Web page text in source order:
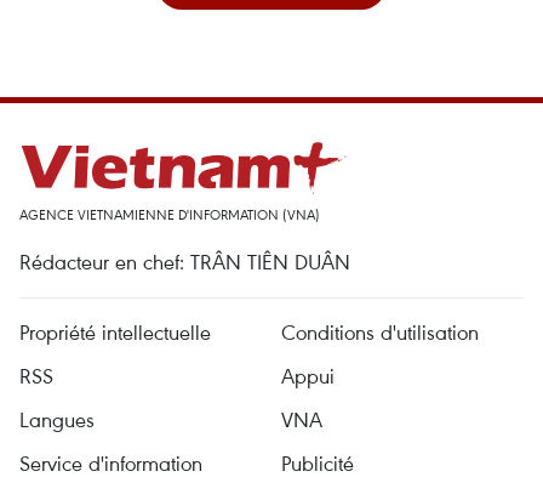
AGENCE VIETNAMIENNE D'INFORMATION (VNA)
Rédacteur en chef: TRÂN TIÊN DUÂN
Propriété intellectuelle
Conditions d'utilisation
RSS
Appui
Langues
VNA
Service d'information
Publicité